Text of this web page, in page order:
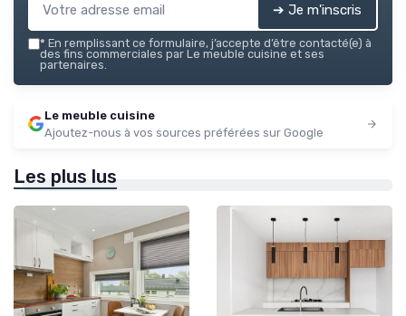
➔ Je m'inscris
* En remplissant ce formulaire, j’accepte d’être contacté(e) à
des fins commerciales par Le meuble cuisine et ses
partenaires.
Le meuble cuisine
Ajoutez-nous à vos sources préférées sur Google
Les plus lus